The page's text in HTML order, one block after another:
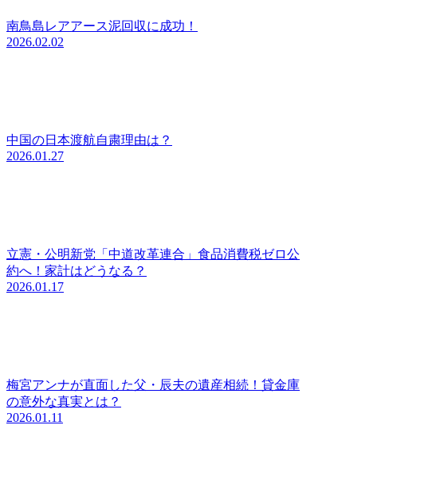
南鳥島レアアース泥回収に成功！
2026.02.02
中国の日本渡航自粛理由は？
2026.01.27
立憲・公明新党「中道改革連合」食品消費税ゼロ公
約へ！家計はどうなる？
2026.01.17
梅宮アンナが直面した父・辰夫の遺産相続！貸金庫
の意外な真実とは？
2026.01.11